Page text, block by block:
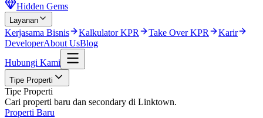
Hidden Gems
Layanan
Kerjasama Bisnis Kalkulator KPR Take Over KPR
Karir
DeveloperAbout UsBlog
Hubungi Kami
Tipe Properti
Tipe Properti
Cari properti baru dan secondary di Linktown.
Properti Baru